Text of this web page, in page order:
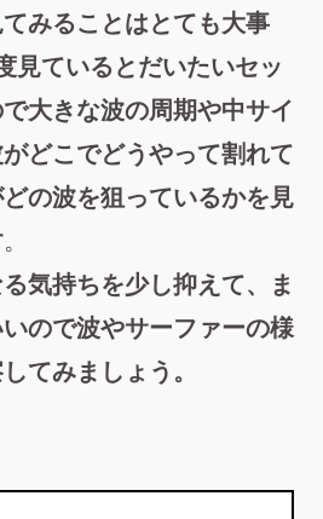
みることはとても大事
見ているとだいたいセッ
大きな波の周期や中サイ
どこでどうやって割れて
どの波を狙っているかを見
。
気持ちを少し抑えて、ま
ので波やサーファーの様
てみましょう。